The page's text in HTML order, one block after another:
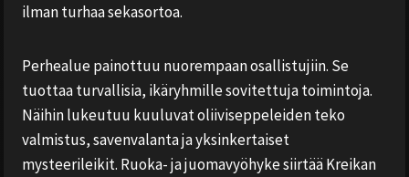
ilman turhaa sekasortoa.
Perhealue painottuu nuorempaan osallistujiin. Se
tuottaa turvallisia, ikäryhmille sovitettuja toimintoja.
Näihin lukeutuu kuuluvat oliiviseppeleiden teko
valmistus, savenvalanta ja yksinkertaiset
mysteerileikit. Ruoka- ja juomavyöhyke siirtää Kreikan